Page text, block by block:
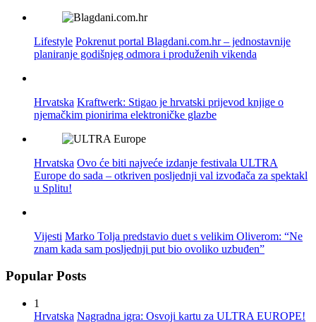
Lifestyle Pokrenut portal Blagdani.com.hr – jednostavnije
planiranje godišnjeg odmora i produženih vikenda
Hrvatska Kraftwerk: Stigao je hrvatski prijevod knjige o
njemačkim pionirima elektroničke glazbe
Hrvatska Ovo će biti najveće izdanje festivala ULTRA
Europe do sada – otkriven posljednji val izvođača za spektakl
u Splitu!
Vijesti Marko Tolja predstavio duet s velikim Oliverom: “Ne
znam kada sam posljednji put bio ovoliko uzbuđen”
Popular Posts
1
Hrvatska Nagradna igra: Osvoji kartu za ULTRA EUROPE!